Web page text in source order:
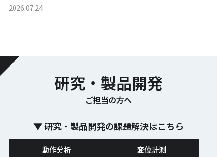
2026.07.24
研究・製品開発
ご担当の方へ
▼ 研究・製品開発の課題解決はこちら
動作分析 変位計測